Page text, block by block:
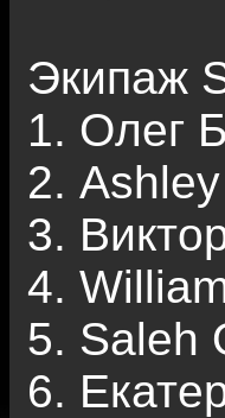
Экипаж
1. Олег
2.
3.
4.
5. Saleh
6.